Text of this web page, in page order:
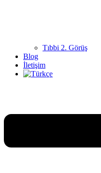
Tıbbi 2. Görüş
Blog
İletişim